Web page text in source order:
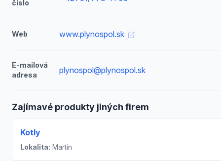
číslo
Web www.plynospol.sk
E-mailová
adresa
plynospol@plynospol.sk
Zajímavé produkty jiných firem
Kotly
Lokalita: Martin